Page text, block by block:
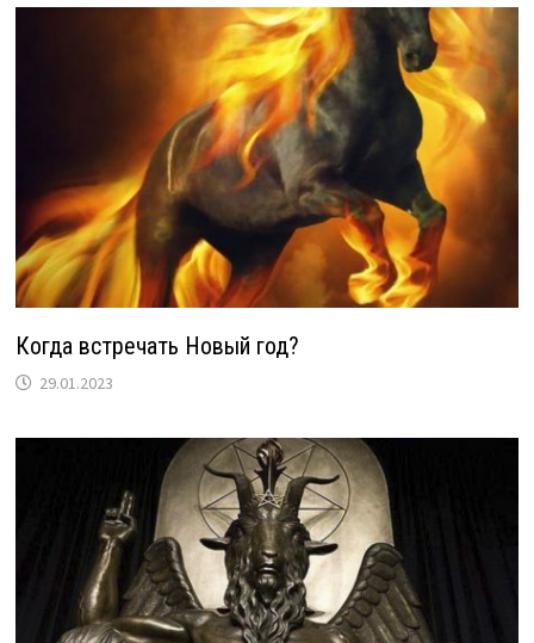
Когда встречать Новый год?
29.01.2023